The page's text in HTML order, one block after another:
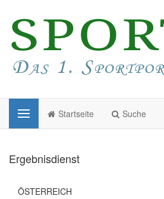
Startseite Suche
Ergebnisdienst
ÖSTERREICH